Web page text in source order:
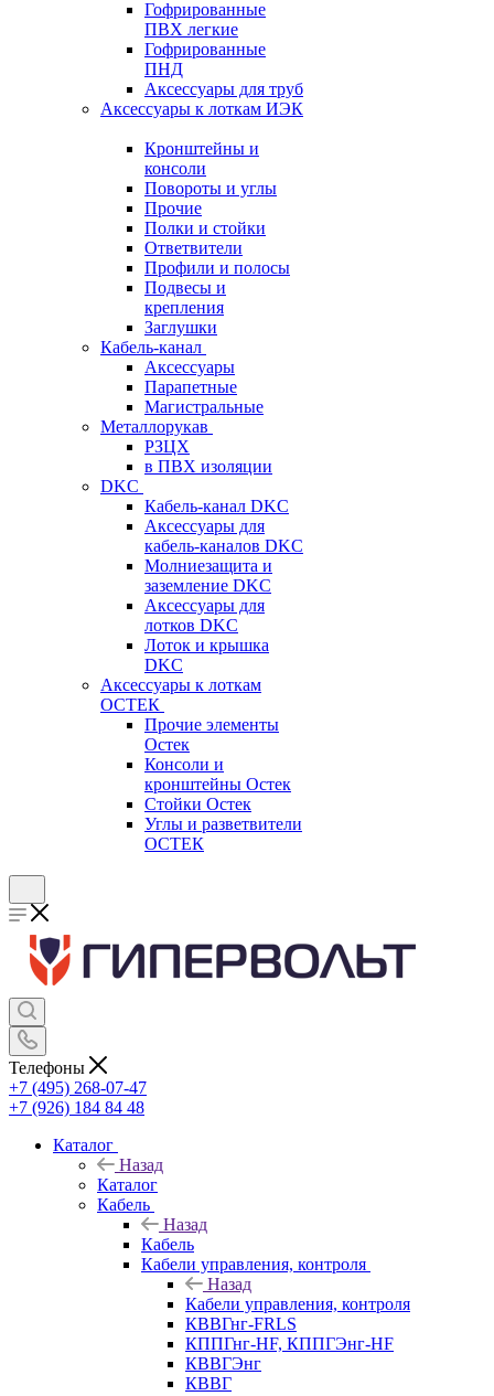
Гофрированные
ПВХ легкие
Гофрированные
ПНД
Аксессуары для труб
Аксессуары к лоткам ИЭК
Кронштейны и
консоли
Повороты и углы
Прочие
Полки и стойки
Ответвители
Профили и полосы
Подвесы и
крепления
Заглушки
Кабель-канал
Аксессуары
Парапетные
Магистральные
Металлорукав
РЗЦХ
в ПВХ изоляции
DKC
Кабель-канал DKC
Аксессуары для
кабель-каналов DKC
Молниезащита и
заземление DKC
Аксессуары для
лотков DKC
Лоток и крышка
DKC
Аксессуары к лоткам
ОСТЕК
Прочие элементы
Остек
Консоли и
кронштейны Остек
Стойки Остек
Углы и разветвители
ОСТЕК
Телефоны
+7 (495) 268-07-47
+7 (926) 184 84 48
Каталог
Назад
Каталог
Кабель
Назад
Кабель
Кабели управления, контроля
Назад
Кабели управления, контроля
КВВГнг-FRLS
КППГнг-HF, КППГЭнг-HF
КВВГЭнг
КВВГ